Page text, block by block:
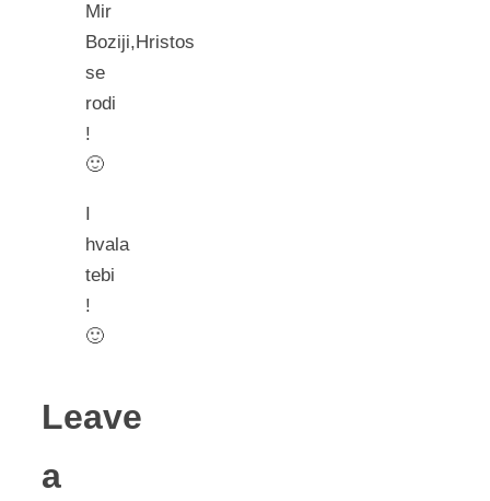
Mir
Boziji,Hristos
se
rodi
!
🙂
I
hvala
tebi
!
🙂
Leave
a